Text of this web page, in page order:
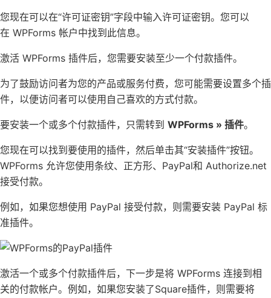
您现在可以在“许可证密钥”字段中输入许可证密钥。您可以
在 WPForms 帐户中找到此信息。
激活 WPForms 插件后，您需要安装至少一个付款插件。
为了鼓励访问者为您的产品或服务付费，您可能需要设置多个插
件，以便访问者可以使用自己喜欢的方式付款。
要安装一个或多个付款插件，只需转到 WPForms » 插件。
您现在可以找到要使用的插件，然后单击其“安装插件”按钮。
WPForms 允许您使用条纹、正方形、PayPal和 Authorize.net
接受付款。
例如，如果您想使用 PayPal 接受付款，则需要安装 PayPal 标
准插件。
激活一个或多个付款插件后，下一步是将 WPForms 连接到相
关的付款帐户。例如，如果您安装了Square插件，则需要将